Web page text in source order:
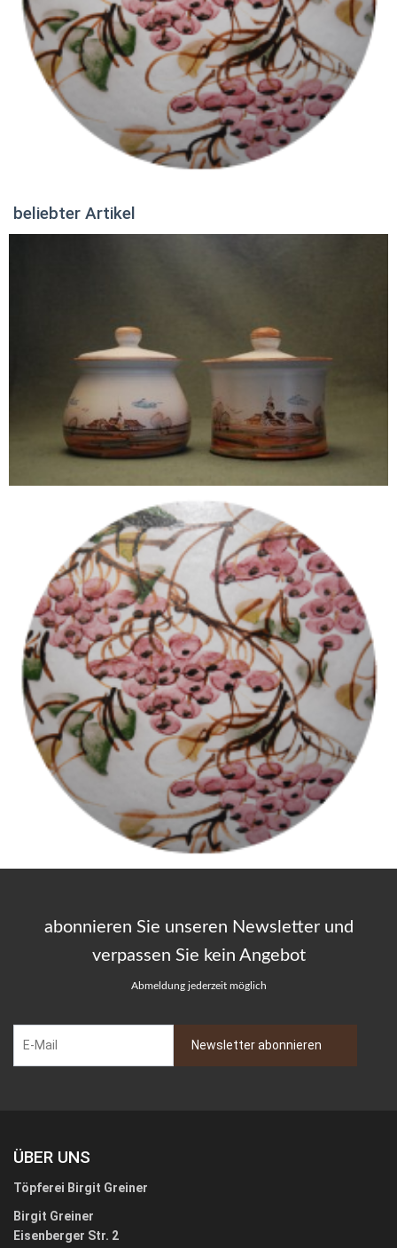
beliebter Artikel
abonnieren Sie unseren Newsletter und
verpassen Sie kein Angebot
Abmeldung jederzeit möglich
ÜBER UNS
Töpferei Birgit Greiner
Birgit Greiner
Eisenberger Str. 2